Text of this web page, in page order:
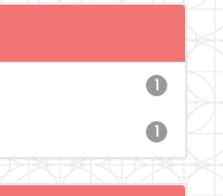
1
1